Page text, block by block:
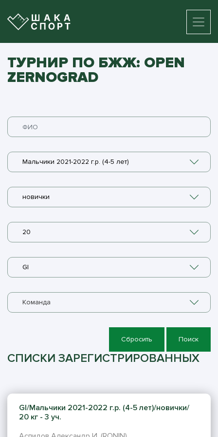
ТУРНИР ПО БЖЖ: OPEN
ZERNOGRAD
Мальчики 2021-2022 г.р. (4-5 лет)
новички
20
GI
Команда
Сбросить Поиск
СПИСКИ ЗАРЕГИСТРИРОВАННЫХ
GI/Мальчики 2021-2022 г.р. (4-5 лет)/новички/
20 кг - 3 уч.